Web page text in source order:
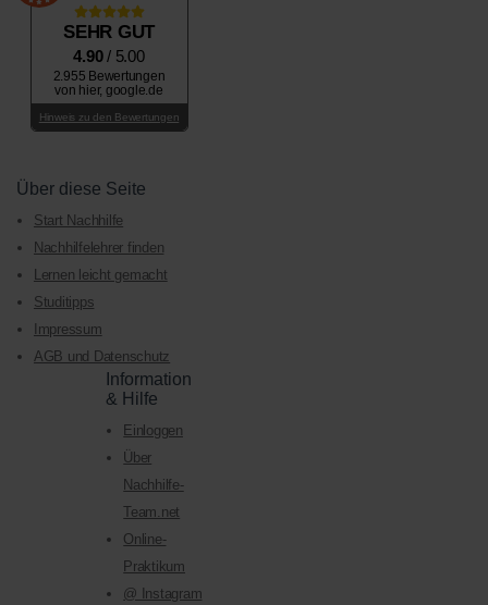
SEHR GUT
4.90/ 5.00
2.955 Bewertungen
von hier, google.de
Hinweis zu den Bewertungen
Über diese Seite
Start Nachhilfe
Nachhilfelehrer finden
Lernen leicht gemacht
Studitipps
Impressum
AGB und Datenschutz
Information
& Hilfe
Einloggen
Über
Nachhilfe-
Team.net
Online-
Praktikum
@ Instagram